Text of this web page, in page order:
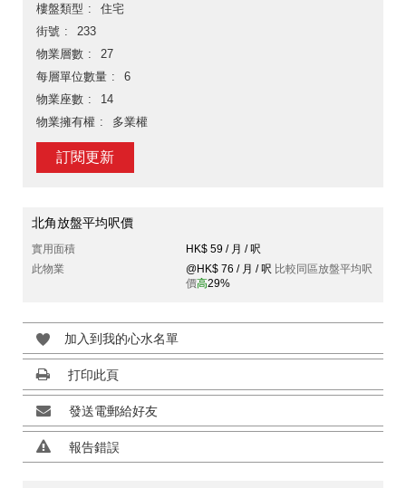
樓盤類型
住宅
街號
233
物業層數
27
每層單位數量
6
物業座數
14
物業擁有權
多業權
訂閱更新
北角放盤平均呎價
實用面積
HK$ 59 / 月 / 呎
此物業
@HK$ 76 / 月 / 呎 比較同區放盤平均呎
價高29%
加入到我的心水名單
打印此頁
發送電郵給好友
報告錯誤